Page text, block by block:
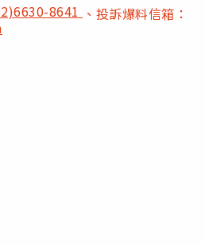
8641 、投訴爆料信箱：